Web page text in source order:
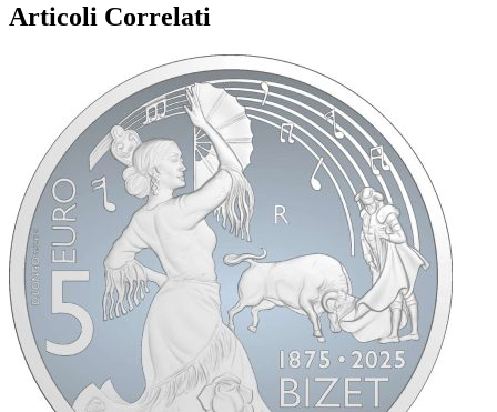
Articoli Correlati